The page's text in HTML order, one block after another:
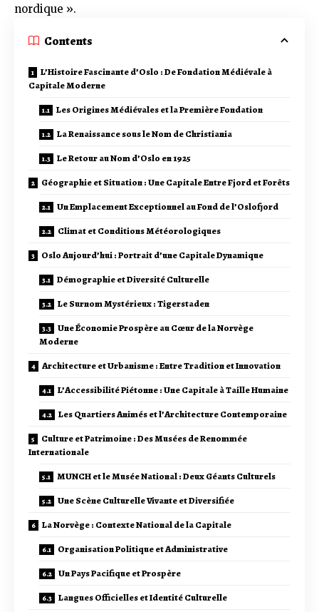
nordique ».
Contents
L’Histoire Fascinante d’Oslo : De Fondation Médiévale à
Capitale Moderne
Les Origines Médiévales et la Première Fondation
La Renaissance sous le Nom de Christiania
Le Retour au Nom d’Oslo en 1925
Géographie et Situation : Une Capitale Entre Fjord et Forêts
Un Emplacement Exceptionnel au Fond de l’Oslofjord
Climat et Conditions Météorologiques
Oslo Aujourd’hui : Portrait d’une Capitale Dynamique
Démographie et Diversité Culturelle
Le Surnom Mystérieux : Tigerstaden
Une Économie Prospère au Cœur de la Norvège
Moderne
Architecture et Urbanisme : Entre Tradition et Innovation
L’Accessibilité Piétonne : Une Capitale à Taille Humaine
Les Quartiers Animés et l’Architecture Contemporaine
Culture et Patrimoine : Des Musées de Renommée
Internationale
MUNCH et le Musée National : Deux Géants Culturels
Une Scène Culturelle Vivante et Diversifiée
La Norvège : Contexte National de la Capitale
Organisation Politique et Administrative
Un Pays Pacifique et Prospère
Langues Officielles et Identité Culturelle